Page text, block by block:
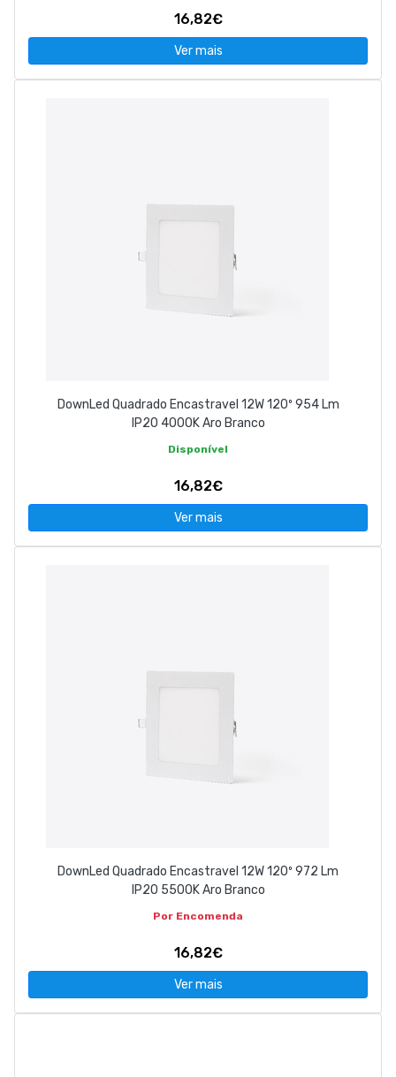
16,82€
Ver mais
DownLed Quadrado Encastravel 12W 120º 954 Lm
IP20 4000K Aro Branco
Disponível
16,82€
Ver mais
DownLed Quadrado Encastravel 12W 120º 972 Lm
IP20 5500K Aro Branco
Por Encomenda
16,82€
Ver mais